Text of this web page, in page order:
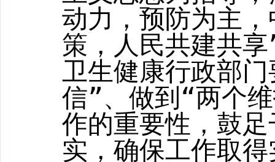
动力，预防为主
策，人民共建共
卫生健康行政部
信”、做到“两个
作的重要性，鼓
实，确保工作取